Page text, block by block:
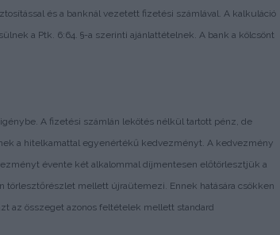
és a banknál vezetett fizetési számlával. A kalkuláció
a Ptk. 6:64. §-a szerinti ajánlattételnek. A bank a kölcsönt
A fizetési számlán lekötés nélkül tartott pénz, de
a hitelkamattal egyenértékű kedvezményt. A kedvezmény
évente két alkalommal díjmentesen előtörlesztjük a
törlesztőrészlet mellett újraütemezi. Ennek hatására csökken
az összeget azonos feltételek mellett standard